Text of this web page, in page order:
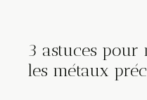
3 astuces
les métaux